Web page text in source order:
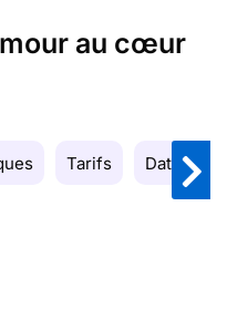
au cœur
Tarifs Date de